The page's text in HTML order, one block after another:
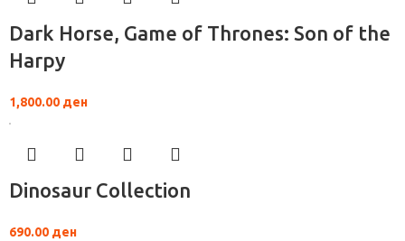
Dark Horse, Game of Thrones: Son of the
Harpy
1,800.00 ден
Dinosaur Collection
690.00 ден